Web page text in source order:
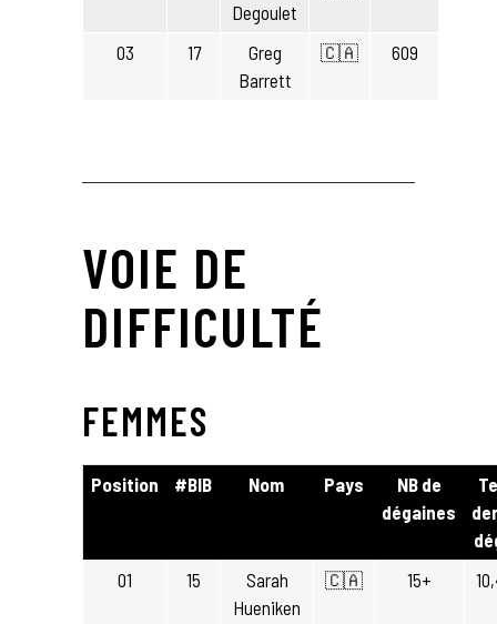
Degoulet
03 17
Greg
Barrett
🇨🇦 609
VOIE DE
DIFFICULTÉ
FEMMES
Position #BIB Nom Pays
NB de
dégaines
01
15
Sarah
Hueniken
🇨🇦 15+